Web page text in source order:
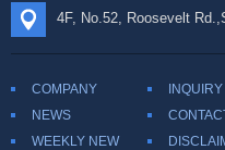
4F, No.52, Roosevelt
COMPANY
INQUIRY
NEWS
WEEKLY NEW